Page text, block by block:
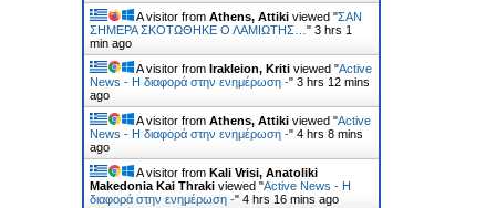
A visitor from Athens, Attiki viewed "ΣΑΝ
ΣΗΜΕΡΑ ΣΚΟΤΩΘΗΚΕ Ο ΛΑΜΙΩΤΗΣ… " 3 hrs 1
min ago
A visitor from Irakleion, Kriti viewed "Active
News - Η διαφορά στην ενημέρωση -" 3 hrs 12 mins
ago
A visitor from Athens, Attiki viewed "Active
News - Η διαφορά στην ενημέρωση -" 4 hrs 8 mins
ago
A visitor from Kali Vrisi, Anatoliki
Makedonia Kai Thraki viewed "Active News - Η
διαφορά στην ενημέρωση -" 4 hrs 16 mins ago